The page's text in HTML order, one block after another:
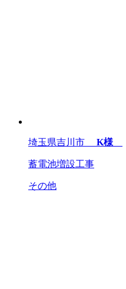
埼玉県吉川市 K様
蓄電池増設工事
その他